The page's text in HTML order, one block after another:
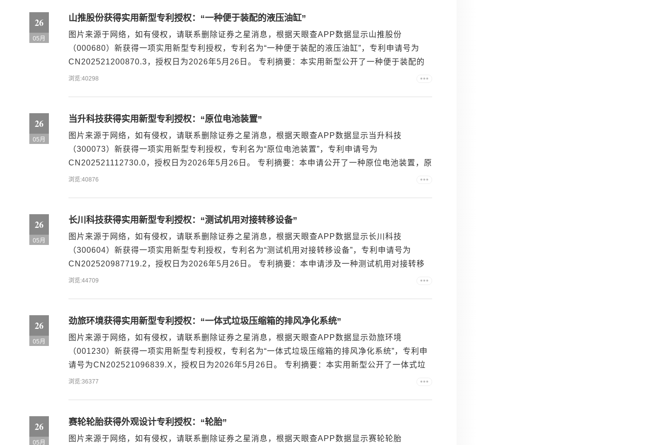
26
05月
山推股份获得实用新型专利授权：“一种便于装配的液压油缸”
图片来源于网络，如有侵权，请联系删除证券之星消息，根据天眼查APP数据显示山推股份
（000680）新获得一项实用新型专利授权，专利名为“一种便于装配的液压油缸”，专利申请号为
CN202521200870.3，授权日为2026年5月26日。 专利摘要：本实用新型公开了一种便于装配的
液压油缸，具体涉及工程机械技术领域，包括油缸本体，油缸本体内部具有无杆腔和有杆腔，油缸
浏览:40298
26
05月
当升科技获得实用新型专利授权：“原位电池装置”
图片来源于网络，如有侵权，请联系删除证券之星消息，根据天眼查APP数据显示当升科技
（300073）新获得一项实用新型专利授权，专利名为“原位电池装置”，专利申请号为
CN202521112730.0，授权日为2026年5月26日。 专利摘要：本申请公开了一种原位电池装置，原
位电池装置包括第一壳体、第二壳体和电池主体，第一壳体设有窗口，第二壳体和第一壳体连接，
浏览:40876
26
05月
长川科技获得实用新型专利授权：“测试机用对接转移设备”
图片来源于网络，如有侵权，请联系删除证券之星消息，根据天眼查APP数据显示长川科技
（300604）新获得一项实用新型专利授权，专利名为“测试机用对接转移设备”，专利申请号为
CN202520987719.2，授权日为2026年5月26日。 专利摘要：本申请涉及一种测试机用对接转移
设备。该测试机用对接转移设备包括：支撑框架，形成有用以容纳测试机的容纳空间；一对旋转夹
浏览:44709
26
05月
劲旅环境获得实用新型专利授权：“一体式垃圾压缩箱的排风净化系统”
图片来源于网络，如有侵权，请联系删除证券之星消息，根据天眼查APP数据显示劲旅环境
（001230）新获得一项实用新型专利授权，专利名为“一体式垃圾压缩箱的排风净化系统”，专利申
请号为CN202521096839.X，授权日为2026年5月26日。 专利摘要：本实用新型公开了一体式垃
圾压缩箱的排风净化系统，包括用于与一体式垃圾压缩箱排风口连接的对接罩，连接对接罩的负压
浏览:36377
26
05月
赛轮轮胎获得外观设计专利授权：“轮胎”
图片来源于网络，如有侵权，请联系删除证券之星消息，根据天眼查APP数据显示赛轮轮胎